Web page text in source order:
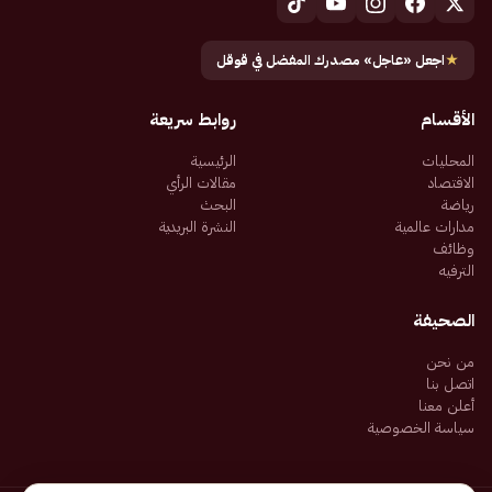
★اجعل «عاجل» مصدرك المفضل في قوقل
الأقسام
المحليات
الاقتصاد
رياضة
مدارات عالمية
وظائف
الترفيه
روابط سريعة
الرئيسية
مقالات الرأي
البحث
النشرة البريدية
الصحيفة
من نحن
اتصل بنا
أعلن معنا
سياسة الخصوصية